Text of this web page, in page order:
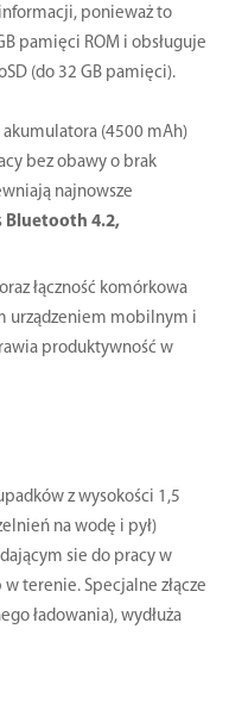
ponieważ to
pamięci ROM i obsługuje
(do 32 GB pamięci).
(4500 mAh)
bez obawy o brak
najnowsze
Bluetooth 4.2,
oraz łączność komórkowa
urządzeniem mobilnym i
produktywność w
z wysokości 1,5
na wodę i pył)
sie do pracy w
terenie. Specjalne złącze
ładowania), wydłuża